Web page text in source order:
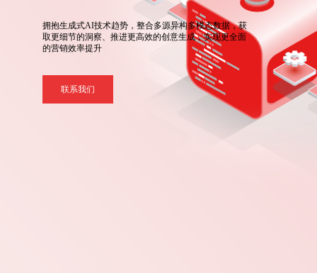
拥抱生成式AI技术趋势，整合多源异构多模态数据，获
取更细节的洞察、推进更高效的创意生成，实现更全面
的营销效率提升
联系我们